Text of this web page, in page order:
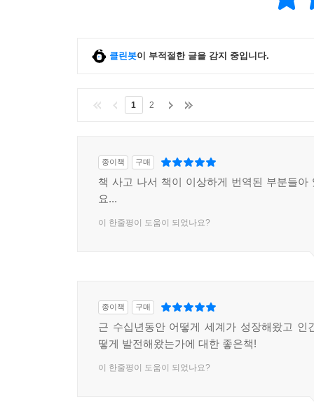
소득 불균형 문제를 격차로 보면 재분배가 해답
_ 김종석, 홍익대학교 경영대학장
수 세기 동안 지구촌은 불평등, 빈곤, 보건, 교육
보편적 교육 기회의 확대야말로 가장 괄목할 만
인류는 어떻게 건강하고 부유해졌으며, 왜 어떤
질병에 시달렸던 시절부터 대부분의 사람이 이런
빈곤에 허덕이고 있는 수십억 인구가 이러한 대
_대런 애쓰모글루《국가는 왜 실패하는가》저자
단번에 주의를 사로잡고 연민을 품게 하는 이 글
_폴 콜리어《빈곤의 경제학》저자
클린봇이 부적절한 글을 감지 중입니다.
1 2
종이책 구매
책 사고 나서 책이 이상하게 번역된 부분들아
요...
이 한줄평이 도움이 되었나요?
종이책 구매
근 수십년동안 어떻게 세계가 성장해왔고 인
떻게 발전해왔는가에 대한 좋은책!
이 한줄평이 도움이 되었나요?